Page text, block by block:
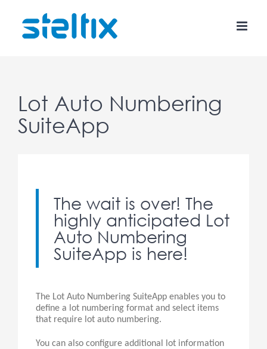
content
Lot Auto Numbering
SuiteApp
The wait is over! The
highly anticipated Lot
Auto Numbering
SuiteApp is here!
The Lot Auto Numbering SuiteApp enables you to
define a lot numbering format and select items
that require lot auto numbering.
You can also configure additional lot information